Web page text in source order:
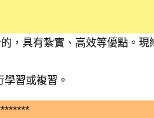
，具有紮實、高效等優點。現
習或複習。